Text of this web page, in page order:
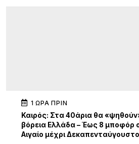
1 ΏΡΑ ΠΡΙΝ
Καιρός: Στα 40άρια θα
βόρεια Ελλάδα – Έως 8 μποφόρ
Αιγαίο μέχρι Δεκαπενταύγουστο